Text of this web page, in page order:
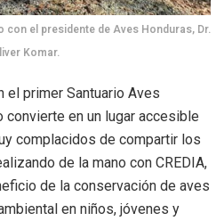
con el presidente de Aves Honduras, Dr.
Komar.
primer Santuario Aves
convierte en un lugar accesible
complacidos de compartir los
de la mano con CREDIA,
de la conservación de aves
en niños, jóvenes y